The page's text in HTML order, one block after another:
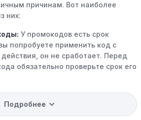
причинам. Вот наиболее
них:
У промокодов есть срок
попробуете применить код с
он не сработает. Перед
обязательно проверьте срок его
случаях интересующий
уже со скидкой. Некоторые
скидки и акции напрямую, без
Подробнее